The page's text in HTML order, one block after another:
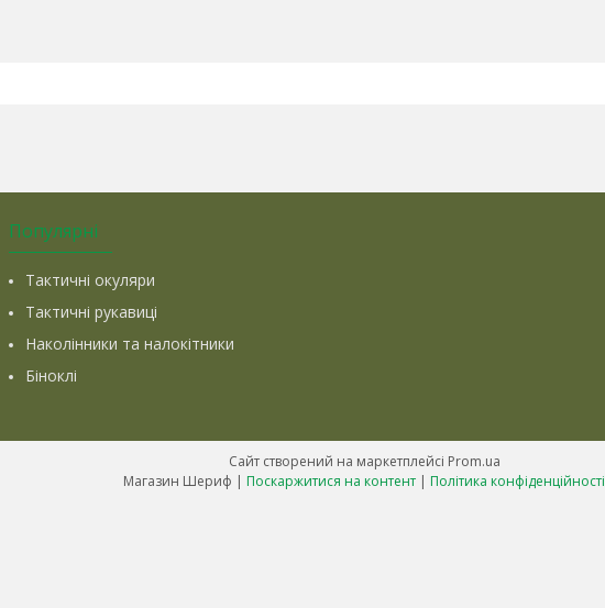
Популярні
Тактичні окуляри
Тактичні рукавиці
Наколінники та налокітники
Біноклі
Сайт створений на маркетплейсі Prom.ua
Магазин Шериф | Поскаржитися на контент | Політика конфіденційності